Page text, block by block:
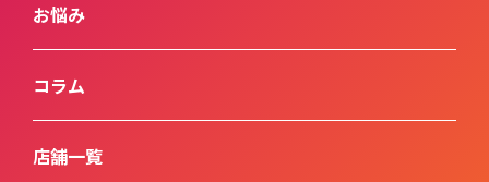
お悩み
コラム
店舗一覧